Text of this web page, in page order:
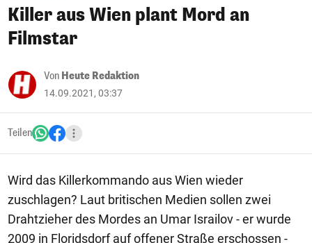
Killer aus Wien plant Mord an
Filmstar
Von Heute Redaktion
14.09.2021, 03:37
Teilen
Wird das Killerkommando aus Wien wieder
zuschlagen? Laut britischen Medien sollen zwei
Drahtzieher des Mordes an Umar Israilov - er wurde
2009 in Floridsdorf auf offener Straße erschossen -